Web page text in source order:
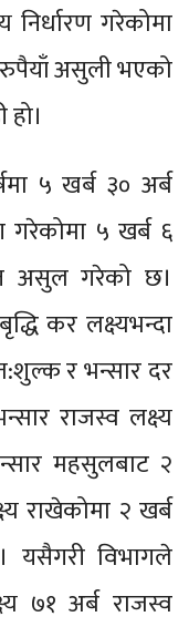
गरेकोमा
रुपैयाँ असुली भएको
५ खर्ब ३० अर्ब
गरेकोमा ५ खर्ब ६
असुल गरेको छ।
कर लक्ष्यभन्दा
र भन्सार दर
राजस्व लक्ष्य
महसुलबाट २
राखेकोमा २ खर्ब
यसैगरी विभागले
७१ अर्ब राजस्व